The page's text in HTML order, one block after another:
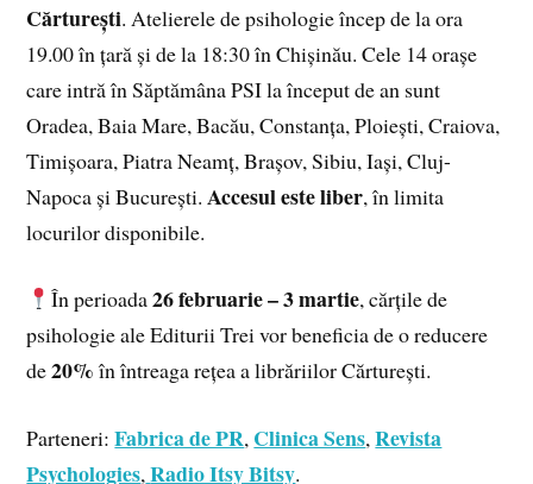
Cărturești. Atelierele de psihologie încep de la ora
19.00 în țară și de la 18:30 în Chișinău. Cele 14 orașe
care intră în Săptămâna PSI la început de an sunt
Oradea, Baia Mare, Bacău, Constanța, Ploiești, Craiova,
Timișoara, Piatra Neamț, Brașov, Sibiu, Iași, Cluj-
Napoca și București. Accesul este liber, în limita
locurilor disponibile.
În perioada26 februarie – 3 martie, cărțile de
psihologie ale Editurii Trei vor beneficia de o reducere
de20%în întreaga rețea a librăriilor Cărturești.
Parteneri:Fabrica de PR, Clinica Sens,Revista
Psychologies,Radio Itsy Bitsy.